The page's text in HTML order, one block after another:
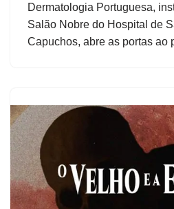
Dermatologia Portuguesa,
Salão Nobre do Hospital de
Capuchos, abre as portas ao